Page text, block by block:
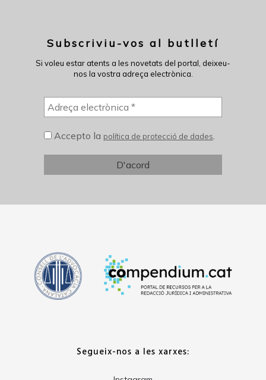
Subscriviu-vos al butlletí
Si voleu estar atents a les novetats del portal, deixeu-
nos la vostra adreça electrònica.
Accepto la política de protecció de dades.
Segueix-nos a les xarxes: